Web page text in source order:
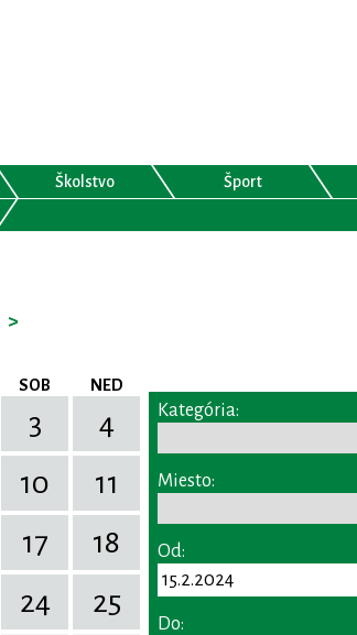
Školstvo Šport
>
SOB NED
3
4
10
11
17
18
24
25
Kategória:
Miesto:
Od:
Do: